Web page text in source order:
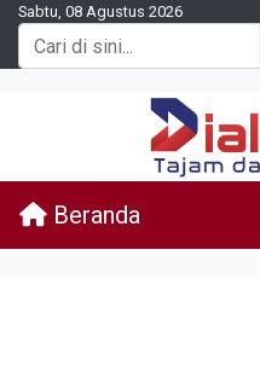
Sabtu, 08 Agustus 2026
Beranda